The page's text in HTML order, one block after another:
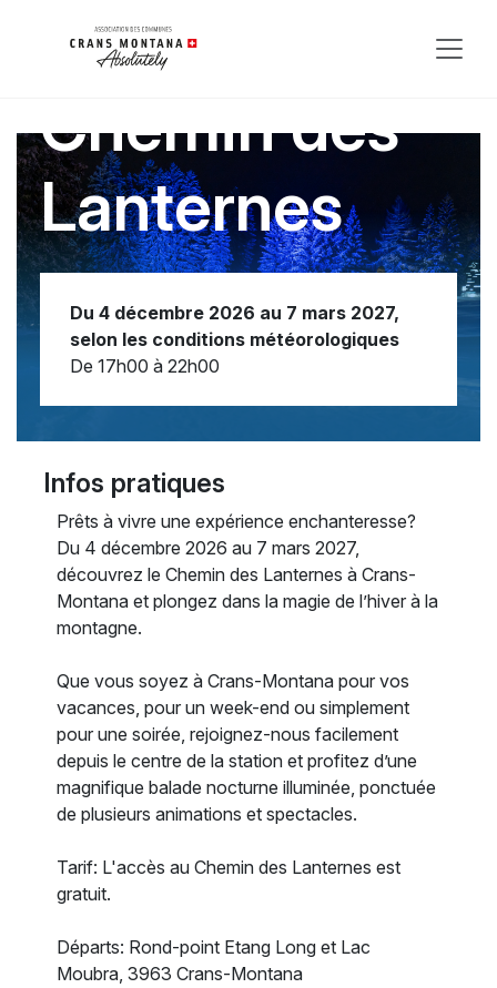
Chemin des
Lanternes
Du 4 décembre 2026 au 7 mars 2027,
selon les conditions météorologiques
De 17h00 à 22h00
Infos pratiques
Prêts à vivre une expérience enchanteresse?
Du 4 décembre 2026 au 7 mars 2027,
découvrez le Chemin des Lanternes à Crans-
Montana et plongez dans la magie de l’hiver à la
montagne.
Que vous soyez à Crans-Montana pour vos
vacances, pour un week-end ou simplement
pour une soirée, rejoignez-nous facilement
depuis le centre de la station et profitez d’une
magnifique balade nocturne illuminée, ponctuée
de plusieurs animations et spectacles.
Tarif: L'accès au Chemin des Lanternes est
gratuit.
Départs: Rond-point Etang Long et Lac
Moubra, 3963 Crans-Montana